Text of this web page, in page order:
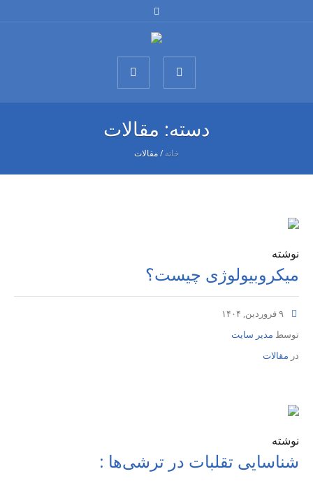
دسته: مقالات
خانه /مقالات
نوشته
میکروبیولوژی چیست؟
۹ فروردین, ۱۴۰۴
توسط مدیر سایت
در مقالات
نوشته
شناسایی تقلبات در ترشی‌ها :